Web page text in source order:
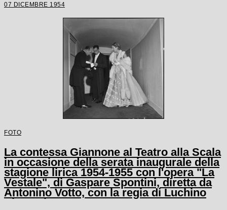
07 DICEMBRE 1954
FOTO
La contessa Giannone al Teatro alla Scala
in occasione della serata inaugurale della
stagione lirica 1954-1955 con l'opera "La
Vestale", di Gaspare Spontini, diretta da
Antonino Votto, con la regia di Luchino
Visconti